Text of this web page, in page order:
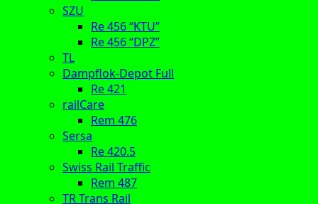
SZU
Re 456 “KTU”
Re 456 “DPZ”
TL
Dampflok-Depot Full
Re 421
railCare
Rem 476
Sersa
Re 420.5
Swiss Rail Traffic
Rem 487
TR Trans Rail